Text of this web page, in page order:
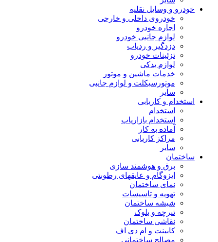
خودرو و وسایل نقلیه
خودروی داخلی و خارجی
اجاره خودرو
لوازم جانبی خودرو
دزدگیر و ردیاب
تزئینات خودرو
لوازم یدکی
خدمات ماشین و موتور
موتورسیکلت و لوازم جانبی
سایر
استخدام و کاریابی
استخدام
استخدام بازاریاب
آماده به کار
مراکز کاریابی
سایر
ساختمان
برق و هوشمند سازی
ایزوگام و عایقهای رطوبتی
نمای ساختمان
تهویه و تاسیسات
شیشه ساختمان
تیرچه و بلوک
نقاشی ساختمان
کابینت و ام دی اف
مصالح ساختمانی